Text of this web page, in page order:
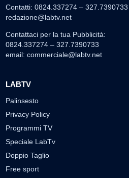
Contatti: 0824.337274 – 327.7390733
redazione@labtv.net
Contattaci per la tua Pubblicità:
0824.337274 – 327.7390733
email: commerciale@labtv.net
LABTV
Palinsesto
Privacy Policy
Programmi TV
Speciale LabTv
Doppio Taglio
Free sport